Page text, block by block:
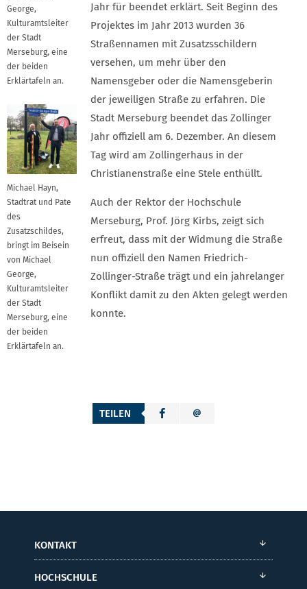
George,
Kulturamtsleiter
der Stadt
Merseburg, eine
der beiden
Erklärtafeln an.
Michael Hayn,
Stadtrat und Pate
des
Zusatzschildes,
bringt im Beisein
von Michael
George,
Kulturamtsleiter
der Stadt
Merseburg, eine
der beiden
Erklärtafeln an.
Jahr für beendet erklärt. Seit Beginn des
Projektes im Jahr 2013 wurden 36
Straßennamen mit Zusatzsschildern
versehen, um mehr über den
Namensgeber oder die Namensgeberin
der jeweiligen Straße zu erfahren. Die
Stadt Merseburg beendet das Zollinger
Jahr offiziell am 6. Dezember. An diesem
Tag wird am Zollingerhaus in der
Christianenstraße eine Stele enthüllt.
Auch der Rektor der Hochschule
Merseburg, Prof. Jörg Kirbs, zeigt sich
erfreut, dass mit der Widmung die Straße
nun offiziell den Namen Friedrich-
Zollinger-Straße trägt und ein jahrelanger
Konflikt damit zu den Akten gelegt werden
konnte.
TEILEN
KONTAKT
HOCHSCHULE